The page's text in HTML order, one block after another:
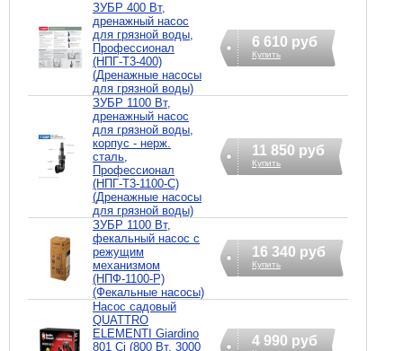
ЗУБР 400 Вт,
дренажный насос
для грязной воды,
Профессионал
(НПГ-Т3-400)
(Дренажные насосы
для грязной воды)
6 610 руб
Купить
ЗУБР 1100 Вт,
дренажный насос
для грязной воды,
корпус - нерж.
сталь,
Профессионал
(НПГ-Т3-1100-С)
(Дренажные насосы
для грязной воды)
11 850 руб
Купить
ЗУБР 1100 Вт,
фекальный насос с
режущим
механизмом
(НПФ-1100-Р)
(Фекальные насосы)
16 340 руб
Купить
Насос садовый
QUATTRO
ELEMENTI Giardino
801 Ci (800 Вт, 3000
4 990 руб